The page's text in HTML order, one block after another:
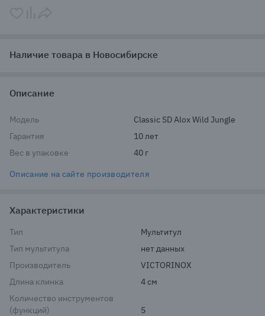
Наличие товара в Новосибирске
Описание
Модель
Classic SD Alox Wild Jungle
Гарантия
10 лет
Вес в упаковке
40 г
Описание на сайте производителя
Характеристики
Тип
Мультитул
Тип мультитула
нет данных
Производитель
VICTORINOX
Длина клинка
4 см
Количество инструментов
(функций)
5